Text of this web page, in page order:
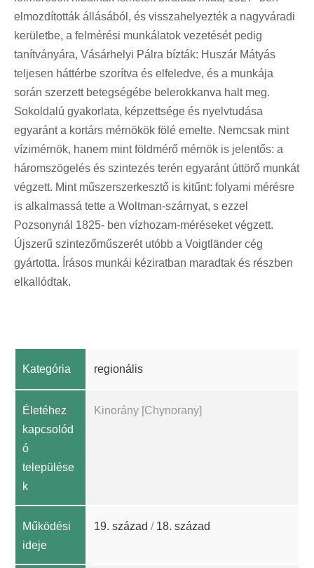
elmozdították állásából, és visszahelyezték a nagyváradi
kerületbe, a felmérési munkálatok vezetését pedig
tanítványára, Vásárhelyi Pálra bízták: Huszár Mátyás
teljesen háttérbe szorítva és elfeledve, és a munkája
során szerzett betegségébe belerokkanva halt meg.
Sokoldalú gyakorlata, képzettsége és nyelvtudása
egyaránt a kortárs mérnökök fölé emelte. Nemcsak mint
vízimérnök, hanem mint földmérő mérnök is jelentős: a
háromszögelés és szintezés terén egyaránt úttörő munkát
végzett. Mint műszerszerkesztő is kitűnt: folyami mérésre
is alkalmassá tette a Woltman-szárnyat, s ezzel
Pozsonynál 1825- ben vízhozam-méréseket végzett.
Újszerű szintezőműszerét utóbb a Voigtländer cég
gyártotta. Írásos munkái kéziratban maradtak és részben
elkallódtak.
Kategória regionális
Életéhez
kapcsolód
ó
települése
k
Kinorány [Chynorany]
Működési
ideje
19. század / 18. század